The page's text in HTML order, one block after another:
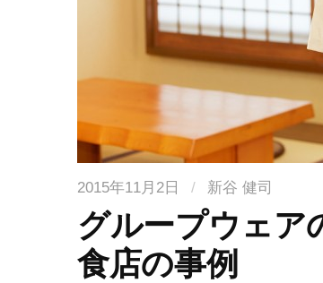
2015年11月2日 / 新谷 健司
グループウェア
食店の事例